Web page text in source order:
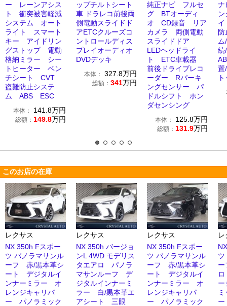
ー レーンアシス
ト 衝突被害軽減
システム オート
ライト スマート
キー アイドリン
グストップ 電動
格納ミラー シー
トヒーター ベン
チシート CVT
盗難防止システ
ム ABS ESC
本体： 141.8万円
総額： 149.8万円
ップチルトシート
車 ドラレコ前後両
側電動スライドド
アETCクルーズコ
ントロールディス
プレイオーディオ
DVDデッキ
本体： 327.8万円
総額： 341万円
純正ナビ フルセ
グ BTオーディ
オ CD録音 リア
カメラ 両側電動
スライドドア
LEDヘッドライ
ト ETC車載器
前後ドライブレコ
ーダー Rパーキ
ングセンサー パ
ドルシフト ホン
ダセンシング
本体： 125.8万円
総額： 131.9万円
ナ
イ
防
続
置
このお店の在庫
レクサス
NX 350h Fスポー
ツ パノラマサンル
ーフ 赤/黒本革シ
ート デジタルイ
ンナーミラー オ
レンジキャリパ
ー パノラミック
レクサス
NX 350h バージョ
ンL 4WD モデリス
タエアロ パノラ
マサンルーフ デ
ジタルインナーミ
ラー 白/黒本革エ
アシート 三眼
レクサス
NX 350h Fスポー
ツ パノラマサンル
ーフ 赤/黒本革シ
ート デジタルイ
ンナーミラー オ
レンジキャリパ
ー パノラミック
ツ